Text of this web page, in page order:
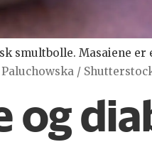
smultbolle. Masaiene
/